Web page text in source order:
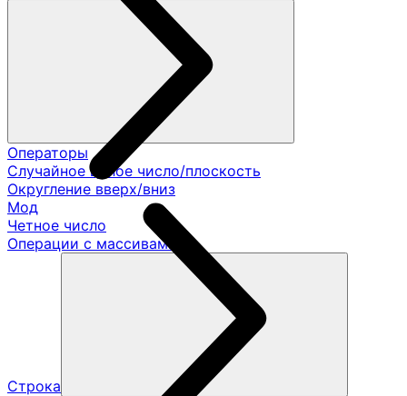
Операторы
Случайное целое число/плоскость
Округление вверх/вниз
Мод
Четное число
Операции с массивами
Строка